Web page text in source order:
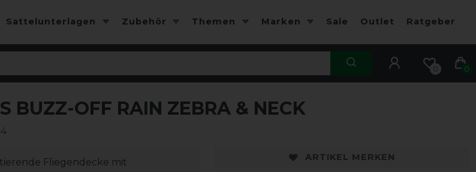
Sattelunterlagen Zubehör Themen Marken Sale Outlet Ratgeber
0 0
BUZZ-OFF RAIN ZEBRA & NECK
Fliegendecke mit
ARTIKEL MERKEN